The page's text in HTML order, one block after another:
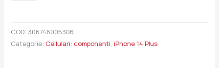
COD: 306746005306
Categorie: Cellulari: componenti,iPhone 14 Plus